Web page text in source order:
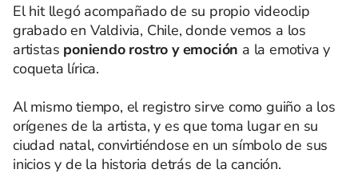
El hit llegó acompañado de su propio videoclip
grabado en Valdivia, Chile, donde vemos a los
artistas poniendo rostro y emoción a la emotiva y
coqueta lírica.
Al mismo tiempo, el registro sirve como guiño a los
orígenes de la artista, y es que toma lugar en su
ciudad natal, convirtiéndose en un símbolo de sus
inicios y de la historia detrás de la canción.